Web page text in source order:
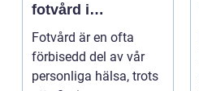
fotvård i
Helsingborg
Fotvård är en ofta
förbisedd del av vår
personliga hälsa, trots